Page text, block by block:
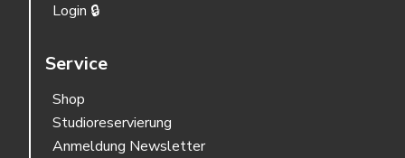
Login 🔒
Service
Shop
Studioreservierung
Anmeldung Newsletter